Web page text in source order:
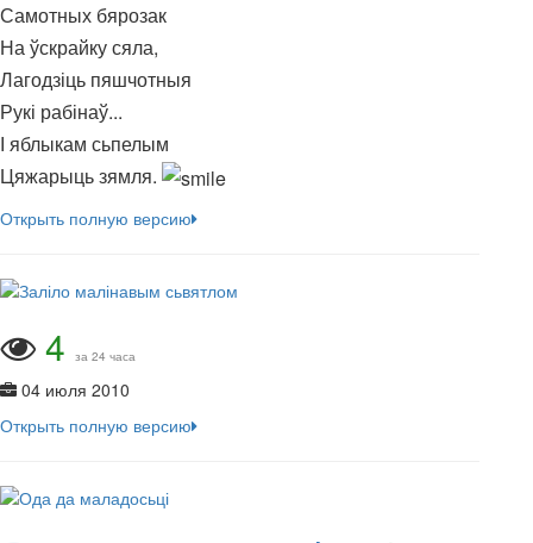
Самотных бярозак
На ўскрайку сяла,
Лагодзіць пяшчотныя
Рукі рабінаў...
І яблыкам сьпелым
Цяжарыць зямля.
Открыть полную версию
4 за 24 часа
04 июля 2010
Открыть полную версию